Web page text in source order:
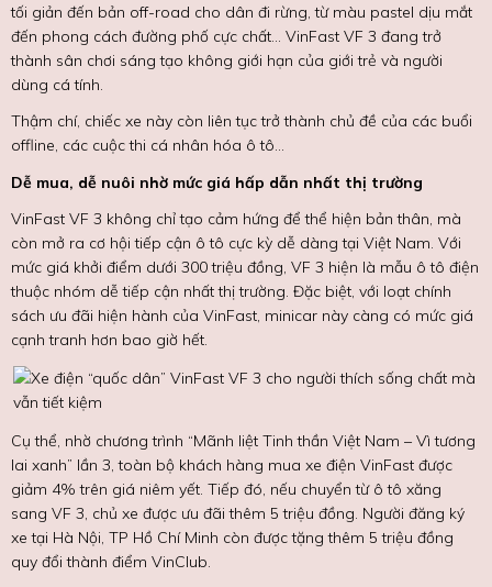
tối giản đến bản off-road cho dân đi rừng, từ màu pastel dịu mắt
đến phong cách đường phố cực chất… VinFast VF 3 đang trở
thành sân chơi sáng tạo không giới hạn của giới trẻ và người
dùng cá tính.
Thậm chí, chiếc xe này còn liên tục trở thành chủ đề của các buổi
offline, các cuộc thi cá nhân hóa ô tô…
Dễ mua, dễ nuôi nhờ mức giá hấp dẫn nhất thị trường
VinFast VF 3 không chỉ tạo cảm hứng để thể hiện bản thân, mà
còn mở ra cơ hội tiếp cận ô tô cực kỳ dễ dàng tại Việt Nam. Với
mức giá khởi điểm dưới 300 triệu đồng, VF 3 hiện là mẫu ô tô điện
thuộc nhóm dễ tiếp cận nhất thị trường. Đặc biệt, với loạt chính
sách ưu đãi hiện hành của VinFast, minicar này càng có mức giá
cạnh tranh hơn bao giờ hết.
Cụ thể, nhờ chương trình “Mãnh liệt Tinh thần Việt Nam – Vì tương
lai xanh” lần 3, toàn bộ khách hàng mua xe điện VinFast được
giảm 4% trên giá niêm yết. Tiếp đó, nếu chuyển từ ô tô xăng
sang VF 3, chủ xe được ưu đãi thêm 5 triệu đồng. Người đăng ký
xe tại Hà Nội, TP Hồ Chí Minh còn được tặng thêm 5 triệu đồng
quy đổi thành điểm VinClub.